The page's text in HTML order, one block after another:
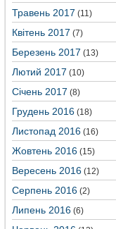
Травень 2017 (11)
Квітень 2017 (7)
Березень 2017 (13)
Лютий 2017 (10)
Січень 2017 (8)
Грудень 2016 (18)
Листопад 2016 (16)
Жовтень 2016 (15)
Вересень 2016 (12)
Серпень 2016 (2)
Липень 2016 (6)